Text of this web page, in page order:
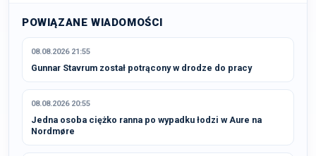
POWIĄZANE WIADOMOŚCI
08.08.2026 21:55
Gunnar Stavrum został potrącony w drodze do pracy
08.08.2026 20:55
Jedna osoba ciężko ranna po wypadku łodzi w Aure na
Nordmøre